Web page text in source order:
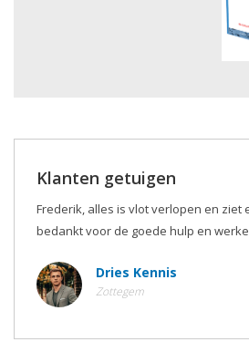
Klanten getuigen
Frederik, alles is vlot verlopen en ziet
bedankt voor de goede hulp en
Dries Kennis
Zottegem